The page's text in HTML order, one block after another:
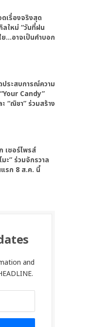
เรื่องจริงสุด
ลใหม่ “วันที่ฝน
ย…อาจเป็นคำบอก
ประสบการณ์ความ
Candy”
“ณิชา” ร่วมสร้าง
เซอร์ไพรส์
ะ” ร่วมจักรวาล
แรก 8 ส.ค. นี้
and